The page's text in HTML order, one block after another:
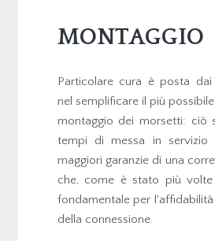
MONTAGGIO
Particolare cura è posta
nel semplificare il più
montaggio dei morsetti: ciò
tempi di messa in servizio
maggiori garanzie di una
che, come è stato più
fondamentale per
della connessione.